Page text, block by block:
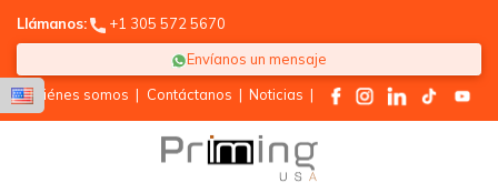
Llámanos:
+1 305 572 5670
Envíanos un mensaje
Quiénes somos | Contáctanos | Noticias |